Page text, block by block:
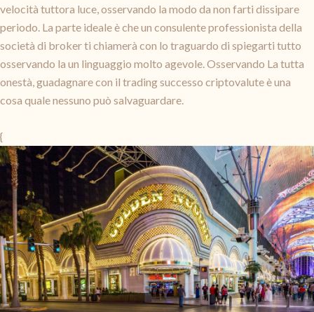
velocità tuttora luce, osservando la modo da non farti dissipare
periodo. La parte ideale è che un consulente professionista della
società di broker ti chiamerà con lo traguardo di spiegarti tutto
osservando la un linguaggio molto agevole. Osservando La tutta
onestà, guadagnare con il trading successo criptovalute è una
cosa quale nessuno può salvaguardare.
{